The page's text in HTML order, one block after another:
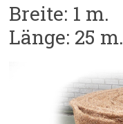
Breite: 1 m.
Länge: 25 m.